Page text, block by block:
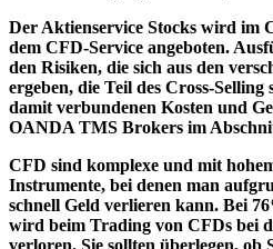
Der Aktienservice Stocks wird im
dem CFD-Service angeboten.
den Risiken, die sich aus den
ergeben, die Teil des Cross-Selling
damit verbundenen Kosten und
OANDA TMS Brokers im
CFD sind komplexe und mit
Instrumente, bei denen man
schnell Geld verlieren kann. Bei
wird beim Trading von CFDs bei
verloren. Sie sollten überlegen, ob